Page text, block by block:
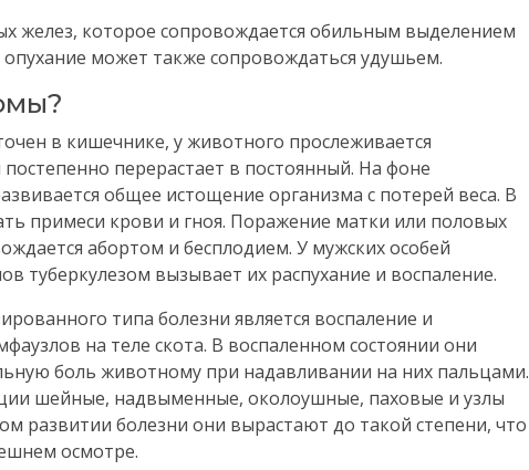
желез, которое сопровождается обильным выделением
может также сопровождаться удушьем.
в кишечнике, у животного прослеживается
перерастает в постоянный. На фоне
общее истощение организма с потерей веса. В
примеси крови и гноя. Поражение матки или половых
абортом и бесплодием. У мужских особей
туберкулезом вызывает их распухание и воспаление.
типа болезни является воспаление и
на теле скота. В воспаленном состоянии они
боль животному при надавливании на них пальцами.
шейные, надвыменные, околоушные, паховые и узлы
развитии болезни они вырастают до такой степени, что
осмотре.